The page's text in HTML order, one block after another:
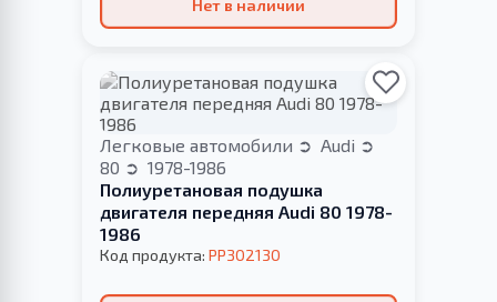
Нет в наличии
Легковые автомобили
Audi
80
1978-1986
Полиуретановая подушка
двигателя передняя Audi 80 1978-
1986
Код продукта: PP302130